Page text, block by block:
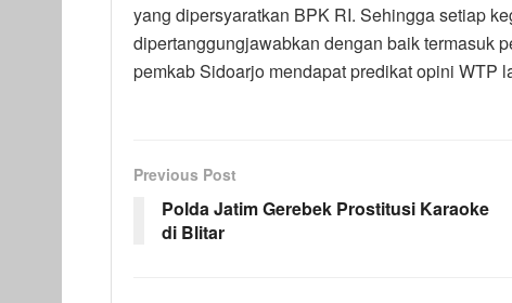
yang dipersyaratkan BPK RI. Sehingga setiap
dipertanggungjawabkan dengan baik termasuk
pemkab Sidoarjo mendapat predikat opini WTP
Previous Post
Polda Jatim Gerebek Prostitusi Karaoke
di Blitar